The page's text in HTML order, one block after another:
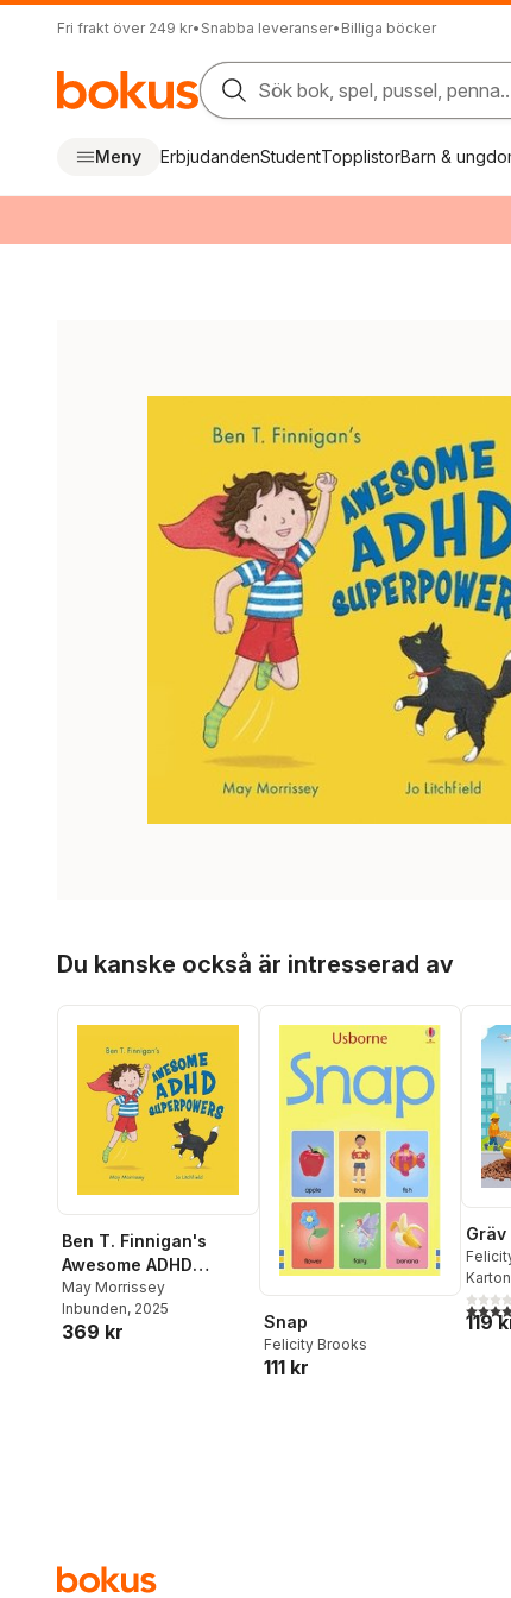
Fri frakt över 249 kr• Snabba leveranser• Billiga böcker
Sök bok, spel, pussel,
Meny ErbjudandenStudentTopplistorBarn &
Du kanske också är intresserad av
Ben T. Finnigan's
Awesome ADHD
Superpowers
May Morrissey
Inbunden, 2025
369 kr Snap
Felicity Brooks
111 kr
Gräv
4,0
119